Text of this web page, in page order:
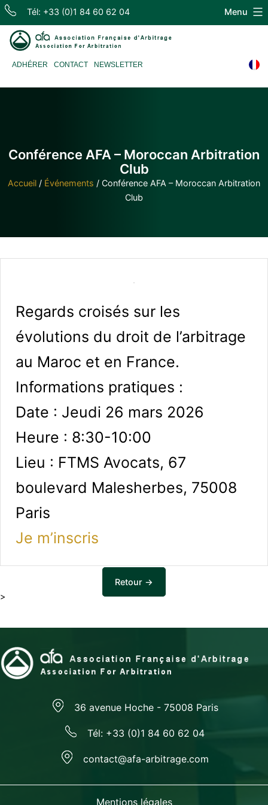
Skip
content
Tél: +33 (0)1 84 60 62 04
d'Arbitrage
ADHÉRER CONTACT NEWSLETTER
Menu
Conférence AFA – Moroccan Arbitration
Club
Accueil / Événements / Conférence AFA – Moroccan Arbitration
Club
Regards croisés sur les
évolutions du droit de l’arbitrage
au Maroc et en France.
Informations pratiques :
Date : Jeudi 26 mars 2026
Heure : 8:30-10:00
Lieu : FTMS Avocats, 67
boulevard Malesherbes, 75008
Paris
Je m’inscris
Retour →
>
36 avenue Hoche - 75008 Paris
Tél: +33 (0)1 84 60 62 04
contact@afa-arbitrage.com
Mentions légales